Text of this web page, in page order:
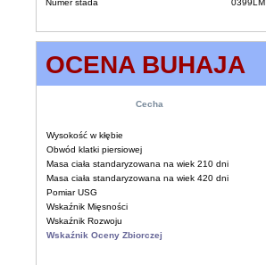
Numer stada
0399LM
OCENA BUHAJA
Cecha
Wysokość w kłębie
Obwód klatki piersiowej
Masa ciała standaryzowana na wiek 210 dni
Masa ciała standaryzowana na wiek 420 dni
Pomiar USG
Wskaźnik Mięsności
Wskaźnik Rozwoju
Wskaźnik Oceny Zbiorczej